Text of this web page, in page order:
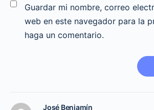
Guardar mi nombre, correo
web en este navegador para la
haga un comentario.
José Benjamín